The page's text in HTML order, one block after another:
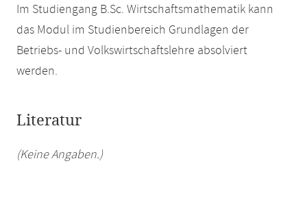
Im Studiengang B.Sc. Wirtschaftsmathematik kann
das Modul im Studienbereich Grundlagen der
Betriebs- und Volkswirtschaftslehre absolviert
werden.
Literatur
(Keine Angaben.)